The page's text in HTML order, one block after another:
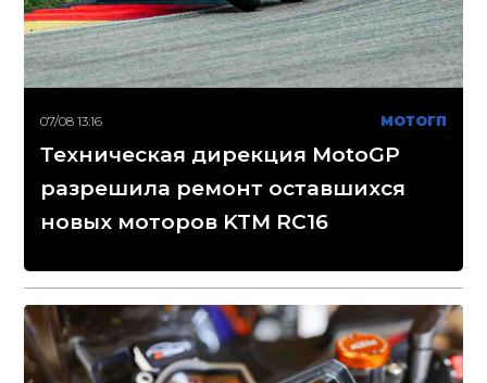
07/08 13:16 МОТОГП
Техническая дирекция MotoGP
разрешила ремонт оставшихся
новых моторов KTM RC16